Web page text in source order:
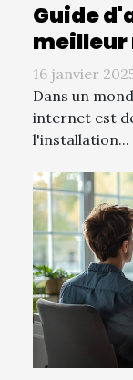
Guide
meilleur
fibre
16 janvier
Dans un
internet est
l'installation...